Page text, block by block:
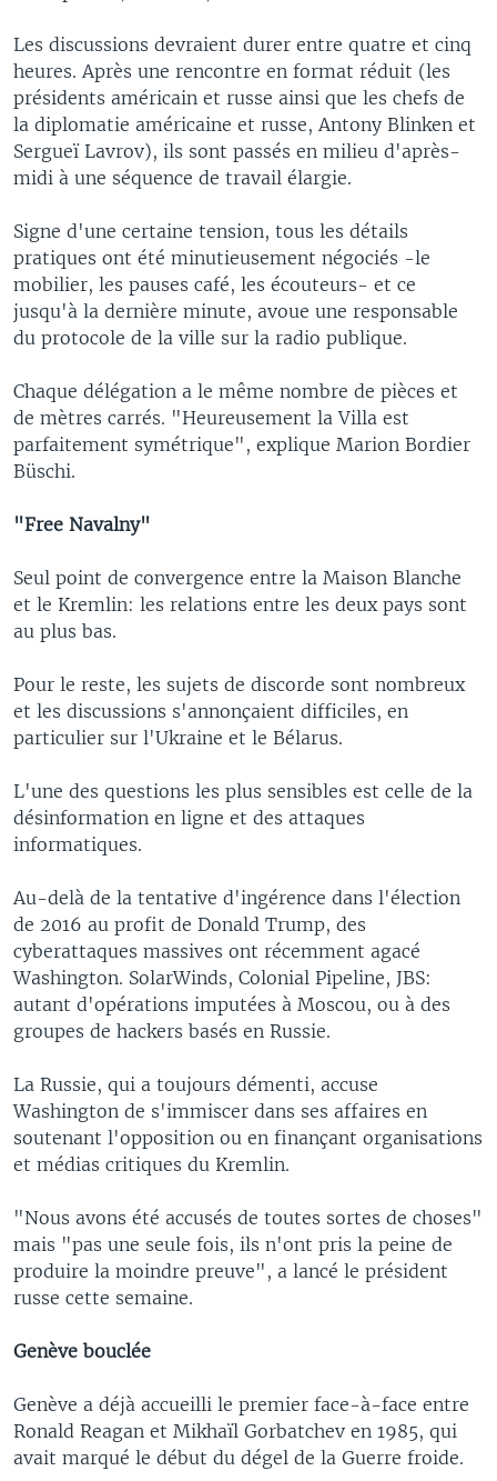
Les discussions devraient durer entre quatre et cinq
heures. Après une rencontre en format réduit (les
présidents américain et russe ainsi que les chefs de
la diplomatie américaine et russe, Antony Blinken et
Sergueï Lavrov), ils sont passés en milieu d'après-
midi à une séquence de travail élargie.
Signe d'une certaine tension, tous les détails
pratiques ont été minutieusement négociés -le
mobilier, les pauses café, les écouteurs- et ce
jusqu'à la dernière minute, avoue une responsable
du protocole de la ville sur la radio publique.
Chaque délégation a le même nombre de pièces et
de mètres carrés. "Heureusement la Villa est
parfaitement symétrique", explique Marion Bordier
Büschi.
"Free Navalny"
Seul point de convergence entre la Maison Blanche
et le Kremlin: les relations entre les deux pays sont
au plus bas.
Pour le reste, les sujets de discorde sont nombreux
et les discussions s'annonçaient difficiles, en
particulier sur l'Ukraine et le Bélarus.
L'une des questions les plus sensibles est celle de la
désinformation en ligne et des attaques
informatiques.
Au-delà de la tentative d'ingérence dans l'élection
de 2016 au profit de Donald Trump, des
cyberattaques massives ont récemment agacé
Washington. SolarWinds, Colonial Pipeline, JBS:
autant d'opérations imputées à Moscou, ou à des
groupes de hackers basés en Russie.
La Russie, qui a toujours démenti, accuse
Washington de s'immiscer dans ses affaires en
soutenant l'opposition ou en finançant organisations
et médias critiques du Kremlin.
"Nous avons été accusés de toutes sortes de choses"
mais "pas une seule fois, ils n'ont pris la peine de
produire la moindre preuve", a lancé le président
russe cette semaine.
Genève bouclée
Genève a déjà accueilli le premier face-à-face entre
Ronald Reagan et Mikhaïl Gorbatchev en 1985, qui
avait marqué le début du dégel de la Guerre froide.